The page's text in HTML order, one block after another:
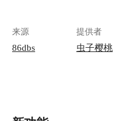
来源
86dbs
提供者
虫子樱桃